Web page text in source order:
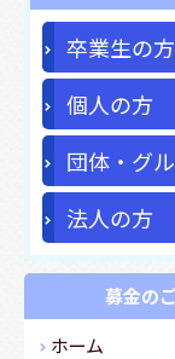
卒業生の方
個人の方
団体・グ
法人の方
募金の
ホーム